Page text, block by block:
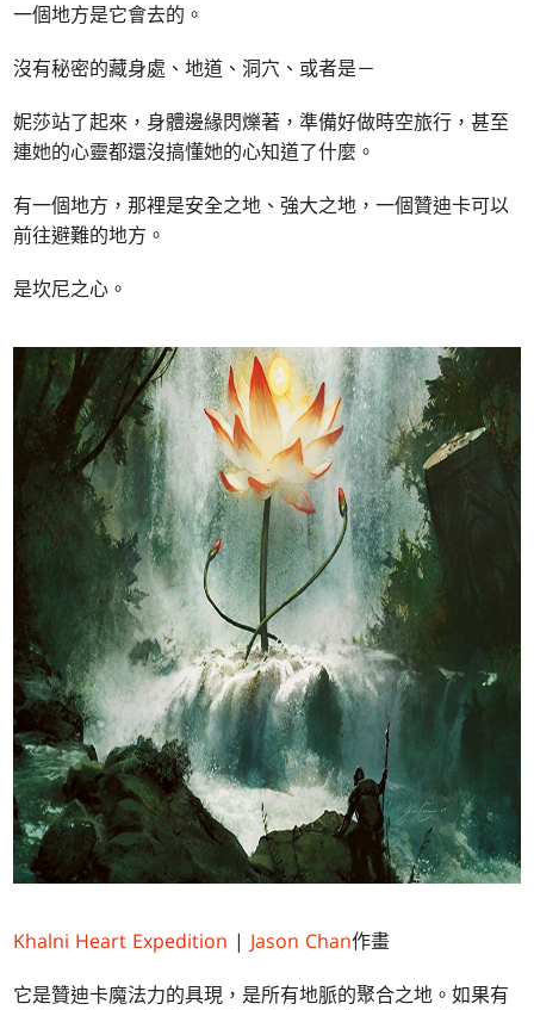
一個地方是它會去的。
沒有秘密的藏身處、地道、洞穴、或者是－
妮莎站了起來，身體邊緣閃爍著，準備好做時空旅行，甚至
連她的心靈都還沒搞懂她的心知道了什麼。
有一個地方，那裡是安全之地、強大之地，一個贊迪卡可以
前往避難的地方。
是坎尼之心。
Khalni Heart Expedition | Jason Chan作畫
它是贊迪卡魔法力的具現，是所有地脈的聚合之地。如果有